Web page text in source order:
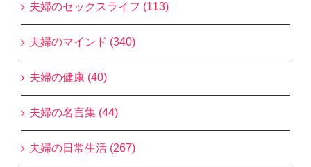
夫婦のセックスライフ (113)
夫婦のマインド (340)
夫婦の健康 (40)
夫婦の名言集 (44)
夫婦の日常生活 (267)